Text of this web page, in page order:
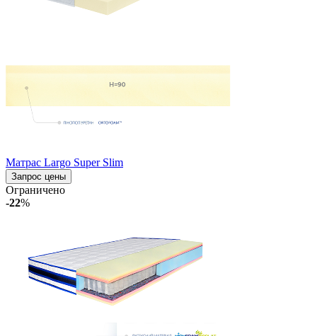
Матрас Largo Super Slim
Запрос цены
Ограничено
-22%